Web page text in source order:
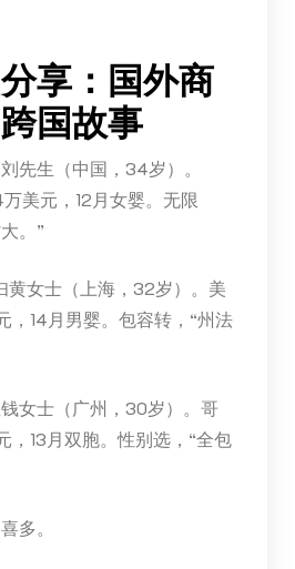
享：国外商
国故事
先生（中国，34岁）。
美元，12月女婴。无限
。”
黄女士（上海，32岁）。美
，14月男婴。包容转，“州法
女士（广州，30岁）。哥
，13月双胞。性别选，“全包
多。